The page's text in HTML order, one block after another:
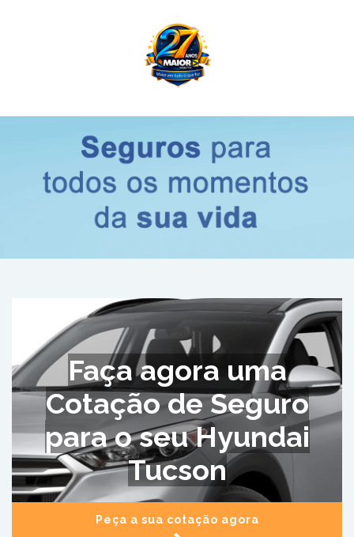
Faça agora uma
Cotação de Seguro
para o seu Hyundai
Tucson
Peça a sua cotação agora